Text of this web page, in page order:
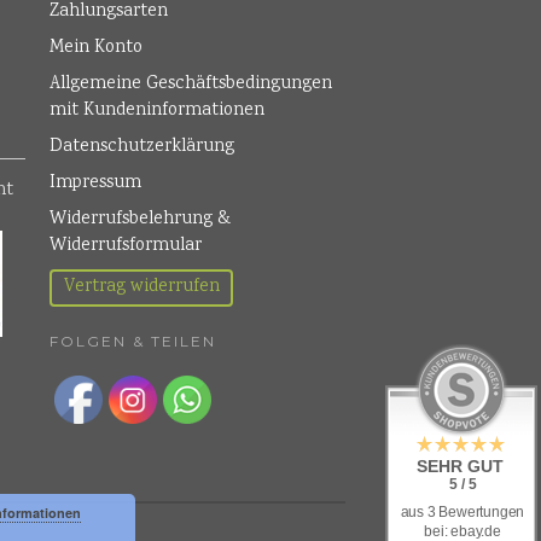
Zahlungsarten
Mein Konto
Allgemeine Geschäftsbedingungen
mit Kundeninformationen
Datenschutzerklärung
Impressum
Widerrufsbelehrung &
Widerrufsformular
Vertrag widerrufen
FOLGEN & TEILEN
SEHR GUT
5 / 5
aus 3 Bewertungen
bei: ebay.de